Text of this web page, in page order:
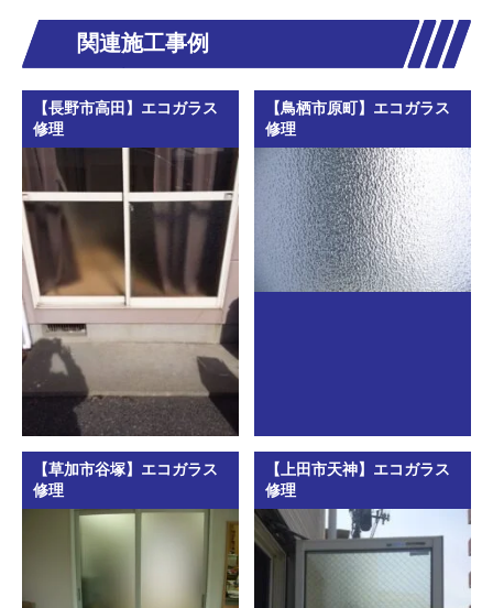
関連施工事例
【長野市高田】エコガラス
修理
【鳥栖市原町】エコガラス
修理
【草加市谷塚】エコガラス
修理
【上田市天神】エコガラス
修理